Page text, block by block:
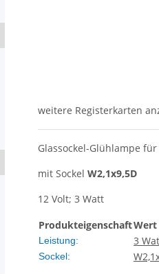
weitere Registerkarten
Glassockel-Glühlampe für
mit Sockel W2,1x9,5D
12 Volt; 3 Watt
ProdukteigenschaftWert
Leistung: 3
Sockel: